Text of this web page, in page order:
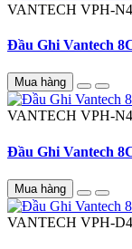
VANTECH VPH-
Đầu Ghi Vantech
Mua hàng
VANTECH VPH-
Đầu Ghi Vantech
Mua hàng
VANTECH VPH-